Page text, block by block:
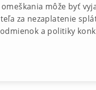
môže byť
za nezaplatenie
a politiky